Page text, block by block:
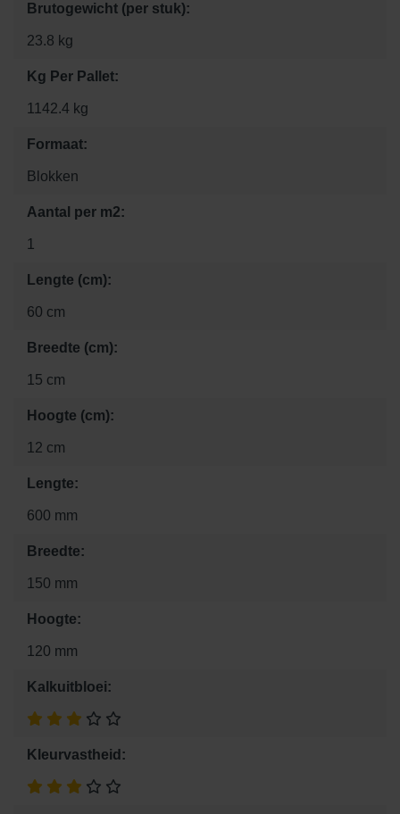
Brutogewicht (per stuk):
23.8 kg
Kg Per Pallet:
1142.4 kg
Formaat:
Blokken
Aantal per m2:
1
Lengte (cm):
60 cm
Breedte (cm):
15 cm
Hoogte (cm):
12 cm
Lengte:
600 mm
Breedte:
150 mm
Hoogte:
120 mm
Kalkuitbloei:
Kleurvastheid: